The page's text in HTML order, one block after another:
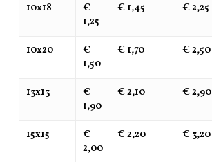
10x18
€
1,25
€ 1,45 € 2,25
10x20
€
1,50
€ 1,70 € 2,50
13x13
€
1,90
€ 2,10 € 2,90
15x15
€
2,00
€ 2,20 € 3,20